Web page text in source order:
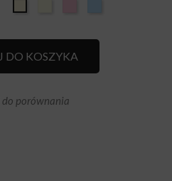
DO KOSZYKA
do porównania